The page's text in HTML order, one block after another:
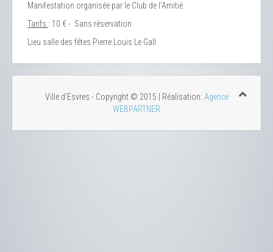
Manifestation organisée par le Club de l'Amitié.
Tarifs : 10 € - Sans réservation
Lieu salle des fêtes Pierre Louis Le Gall
Ville d'Esvres - Copyright © 2015 | Réalisation: Agence
WEBPARTNER